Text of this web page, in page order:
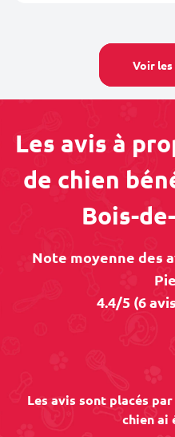
Voir
Les avis à
de chien
Bois-
Note moyenne des
4.4/5 (6
Les avis sont placés
chien ai